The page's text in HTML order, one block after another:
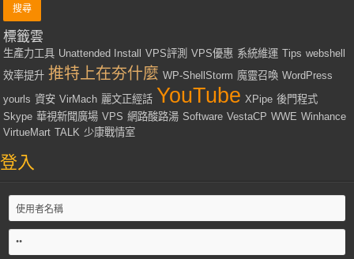
標籤雲
生產力工具 Unattended Install VPS評測 VPS優惠 系統維運 Tips webshell
效率提升 推特上在夯什麼 WP-ShellStorm 魔靈召喚 WordPress
yourls 資安 VirMach 麗文正經話 YouTube XPipe 後門程式
Skype 華視新聞廣場 VPS 網路酸路湯 Software VestaCP WWE Winhance
VirtueMart TALK 少康戰情室
登入